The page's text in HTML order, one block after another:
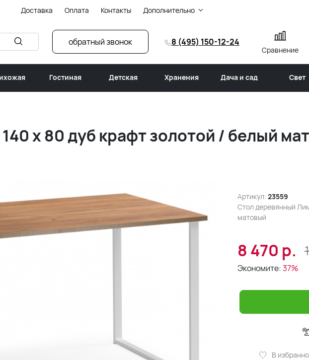
Доставка Оплата Контакты Дополнительно
обратный звонок 8 (495) 150-12-24
Сравнение
Гостиная Детская Хранения Дача и сад Свет
x 80 дуб крафт золотой / белый
Артикул: 23559
Стол деревянный
матовый
8 470 р.
Экономите:37%
В